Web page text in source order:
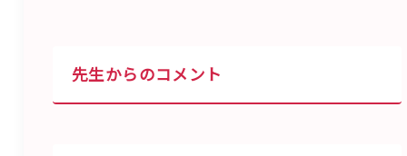
先生からのコメント